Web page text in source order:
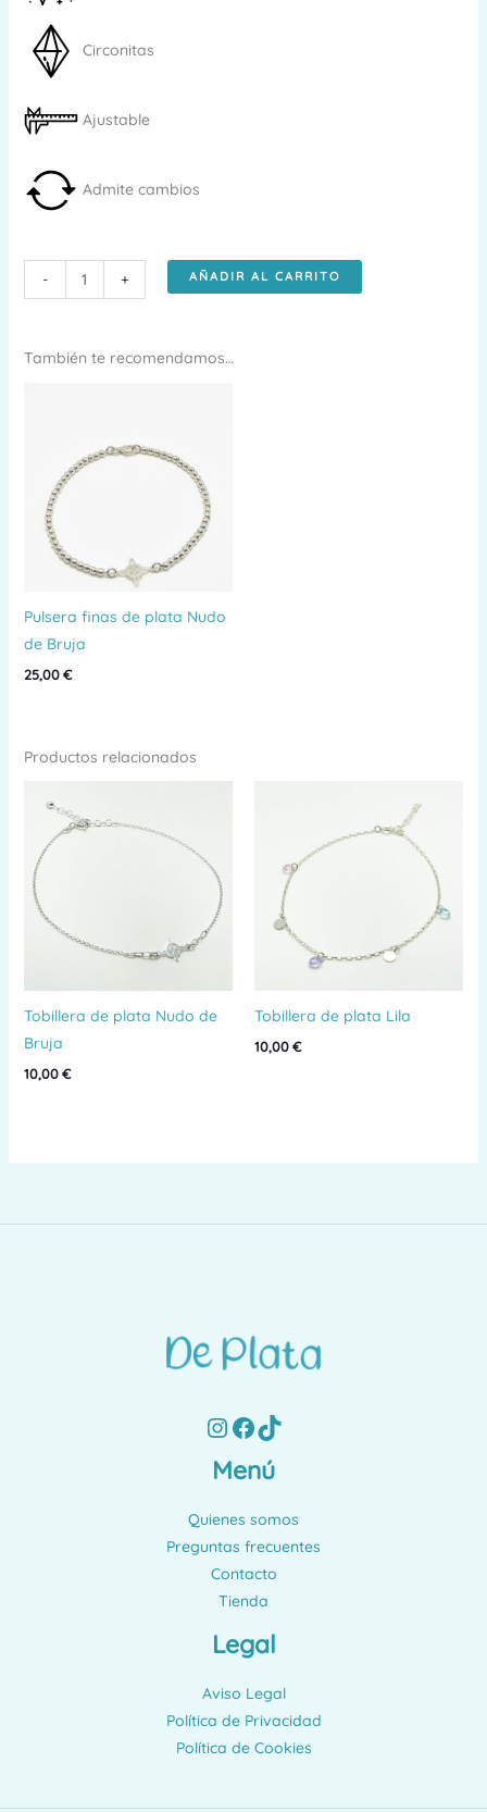
Circonitas
Ajustable
Admite cambios
-
Tobillera
de
con
+ AÑADIR AL CARRITO
También te recomendamos…
Pulsera finas de plata Nudo
de Bruja
25,00€
Productos relacionados
Tobillera de plata Nudo de
Bruja
10,00€
Tobillera de plata Lila
10,00€
Instagram
Facebook
TikTok
Menú
Quienes somos
Preguntas frecuentes
Contacto
Tienda
Legal
Aviso Legal
Política de Privacidad
Política de Cookies